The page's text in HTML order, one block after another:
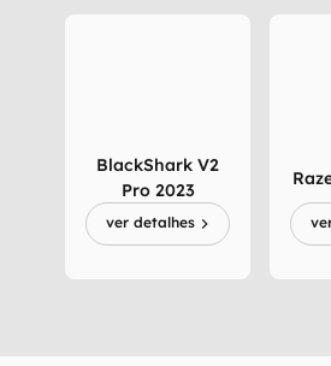
BlackShark V2
Pro 2023
ver detalhes